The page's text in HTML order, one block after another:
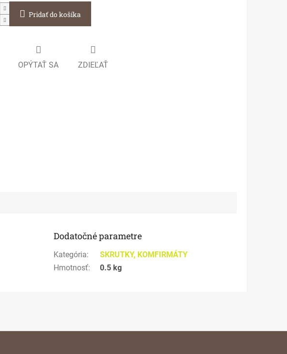
Pridať do košíka
OPÝTAŤ SA ZDIEĽAŤ
Dodatočné parametre
Kategória:
SKRUTKY, KOMFIRMÁTY
Hmotnosť: 0.5 kg